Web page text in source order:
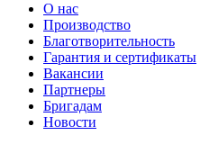
О нас
Производство
Благотворительность
Гарантия и сертификаты
Вакансии
Партнеры
Бригадам
Новости